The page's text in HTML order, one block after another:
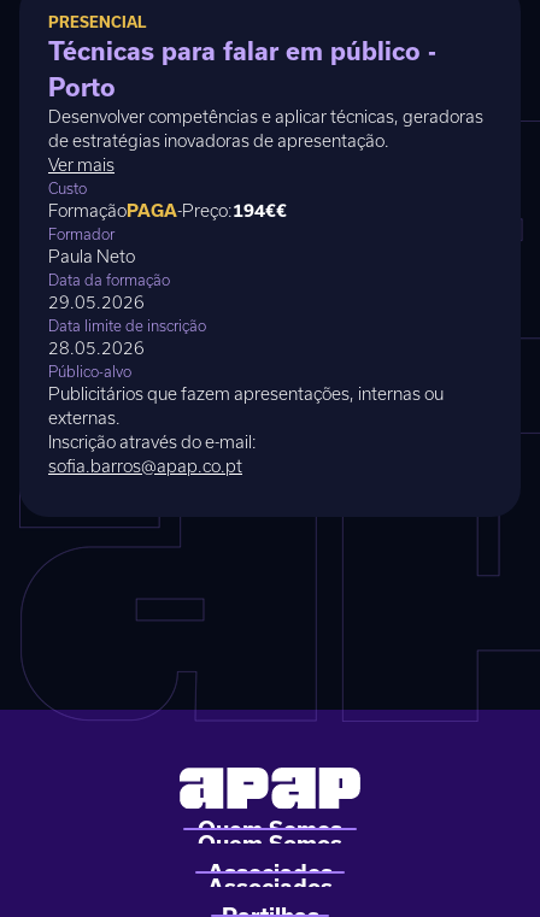
PRESENCIAL
Técnicas para falar em público -
Porto
Desenvolver competências e aplicar técnicas, geradoras
de estratégias inovadoras de apresentação.
Ver mais
Custo
FormaçãoPAGA-Preço:194€€
Formador
Paula Neto
Data da formação
29.05.2026
Data limite de inscrição
28.05.2026
Público-alvo
Publicitários que fazem apresentações, internas ou
externas.
Inscrição através do e-mail:
sofia.barros@apap.co.pt